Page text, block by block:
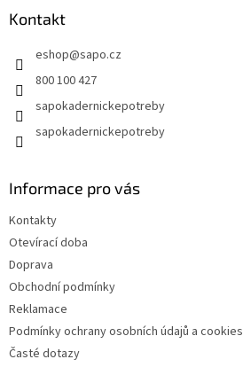
Kontakt
eshop@sapo.cz
800 100 427
sapokadernickepotreby
sapokadernickepotreby
Informace pro vás
Kontakty
Otevírací doba
Doprava
Obchodní podmínky
Reklamace
Podmínky ochrany osobních údajů a cookies
Časté dotazy